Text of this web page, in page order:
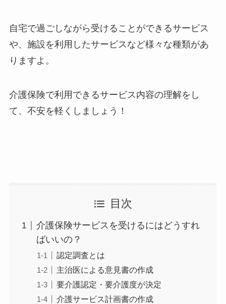
自宅で過ごしながら受けることができるサービス
や、施設を利用したサービスなど様々な種類があ
りますよ。
介護保険で利用できるサービス内容の理解をし
て、不安を軽くしましょう！
目次
介護保険サービスを受けるにはどうすれ
ばいいの？
認定調査とは
主治医による意見書の作成
要介護認定・要介護度が決定
介護サービス計画書の作成